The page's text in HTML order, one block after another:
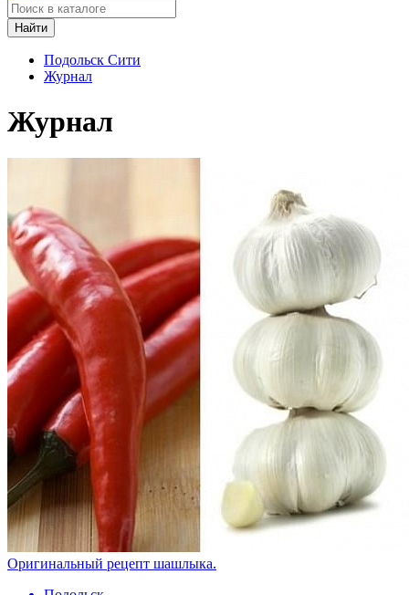
Найти
Подольск Сити
Журнал
Журнал
Оригинальный рецепт шашлыка.